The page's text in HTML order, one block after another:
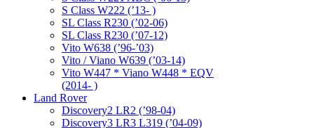
S Class W222 (’13- )
SL Class R230 (’02-06)
SL Class R230 (’07-12)
Vito W638 (’96-’03)
Vito / Viano W639 (’03-14)
Vito W447 * Viano W448 * EQV
(2014- )
Land Rover
Discovery2 LR2 (’98-04)
Discovery3 LR3 L319 (’04-09)